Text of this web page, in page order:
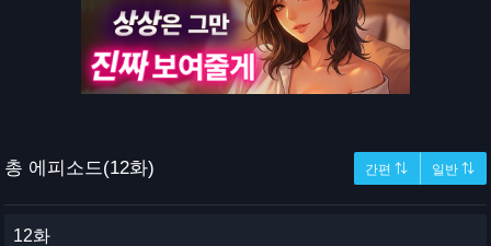
총 에피소드(12화) 간편 ⇅ 일반 ⇅
12화